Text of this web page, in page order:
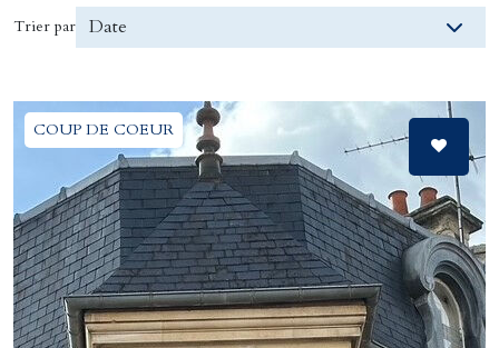
Trier par
COUP DE COEUR